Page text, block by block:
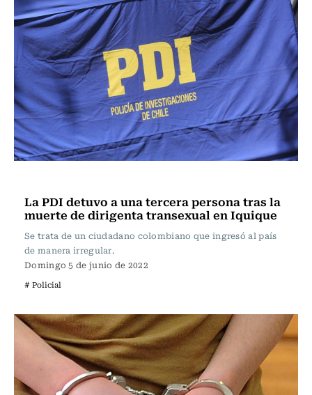
La PDI detuvo a una tercera persona tras la
muerte de dirigenta transexual en Iquique
Se trata de un ciudadano colombiano que ingresó al país
de manera irregular.
Domingo 5 de junio de 2022
# Policial